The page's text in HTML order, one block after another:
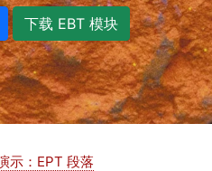
下载 EBT 模块
示：EPT 段落